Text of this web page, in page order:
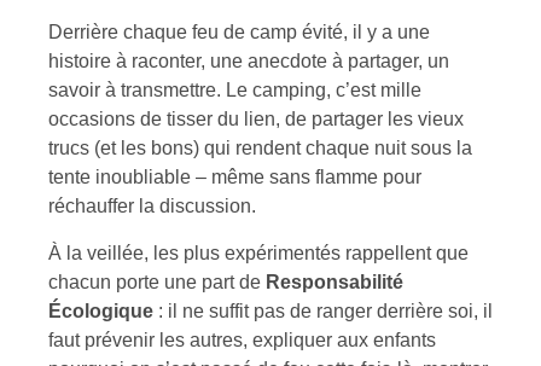
Derrière chaque feu de camp évité, il y a une
histoire à raconter, une anecdote à partager, un
savoir à transmettre. Le camping, c’est mille
occasions de tisser du lien, de partager les vieux
trucs (et les bons) qui rendent chaque nuit sous la
tente inoubliable – même sans flamme pour
réchauffer la discussion.
À la veillée, les plus expérimentés rappellent que
chacun porte une part de Responsabilité
Écologique : il ne suffit pas de ranger derrière soi, il
faut prévenir les autres, expliquer aux enfants